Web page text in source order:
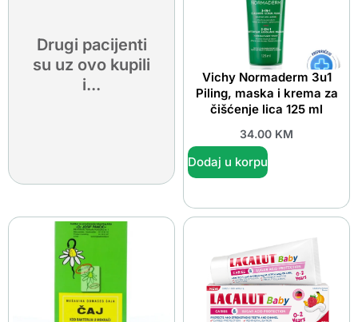
Drugi pacijenti
su uz ovo kupili
i...
Vichy Normaderm 3u1
Piling, maska i krema za
čišćenje lica 125 ml
34.00 KM
Dodaj u korpu